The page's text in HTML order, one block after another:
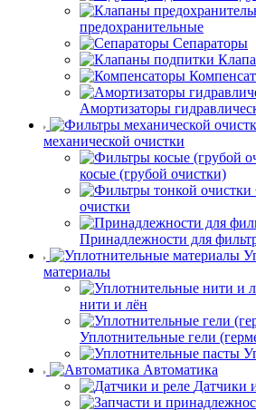
предохранительные
Сепараторы
Амортизаторы
механической очистки
косые (грубой очистки)
очистки
Принадлежности для
материалы
нити и лён
Уплотнительные гели
Автоматика
Датчики